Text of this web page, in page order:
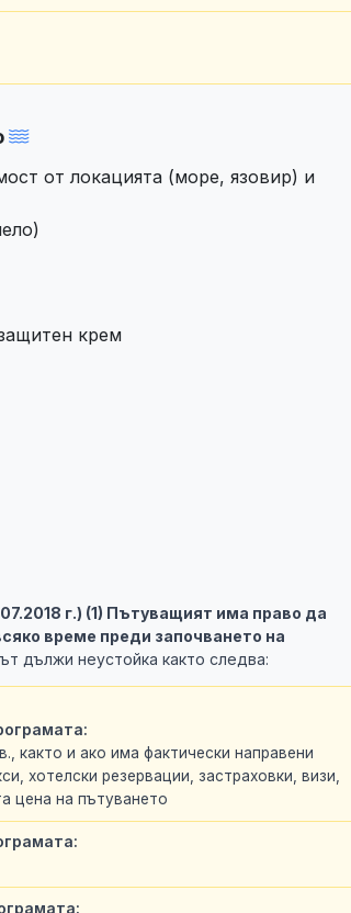
от локацията (море, язовир) и
крем
г.) (1) Пътуващият има право да
време преди започването на
дължи неустойка както следва:
както и ако има фактически направени
хотелски резервации, застраховки, визи,
цена на пътуването